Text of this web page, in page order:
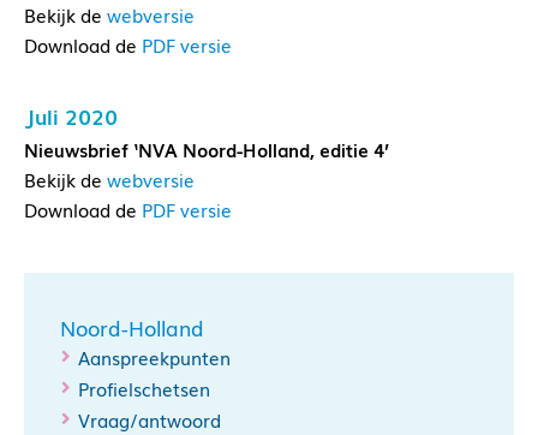
Bekijk de webversie
Download de PDF versie
Juli 2020
Nieuwsbrief ‘NVA Noord-Holland, editie 4’
Bekijk de webversie
Download de PDF versie
Noord-Holland
Aanspreekpunten
Profielschetsen
Vraag/antwoord